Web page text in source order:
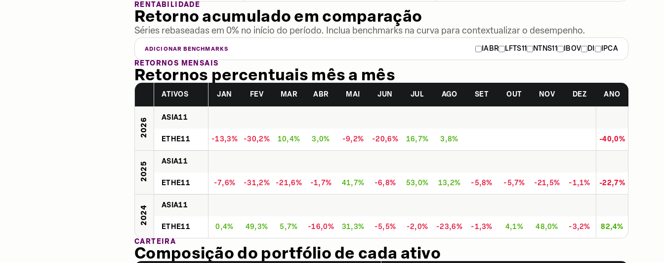
RENTABILIDADE
Retorno acumulado em comparação
Séries rebaseadas em 0% no início do período. Inclua benchmarks na curva para contextualizar o desempenho.
ADICIONAR BENCHMARKS IABR LFTS11 NTNS11 IBOV DI
IPCA
RETORNOS MENSAIS
Retornos percentuais mês a mês
ATIVOS JAN FEV MAR ABR MAI JUN JUL AGO SET OUT NOV DEZ ANO
2026 ASIA11
ETHE11 -13,3% -30,2% 10,4% 3,0% -9,2% -20,6% 16,7% 3,8% -40,0%
2025 ASIA11
ETHE11 -7,6% -31,2% -21,6% -1,7% 41,7% -6,8% 53,0% 13,2% -5,8% -5,7% -21,5% -1,1% -22,7%
2024 ASIA11
ETHE11 0,4% 49,3% 5,7% -16,0% 31,3% -5,5% -2,0% -23,6% -1,3% 4,1% 48,0% -3,2%
82,4%
CARTEIRA
Composição do portfólio de cada ativo